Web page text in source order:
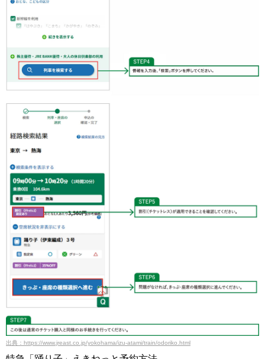
出典：https://www.jreast.co.jp/yokohama/izu-atami/train/odoriko.html